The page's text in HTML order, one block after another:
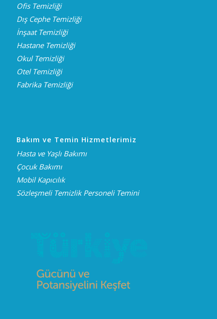
Ofis Temizliği
Dış Cephe Temizliği
İnşaat Temizliği
Hastane Temizliği
Okul Temizliği
Otel Temizliği
Fabrika Temizliği
Bakım ve Temin Hizmetlerimiz
Hasta ve Yaşlı Bakımı
Çocuk Bakımı
Mobil Kapıcılık
Sözleşmeli Temizlik Personeli Temini